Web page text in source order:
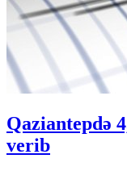
Qaziantepdə
verib